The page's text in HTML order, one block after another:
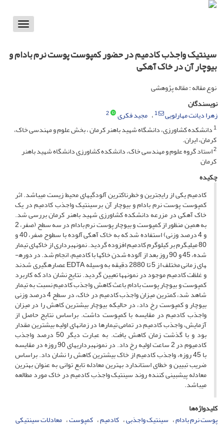
Toggle
سینتیک واجذب کادمیم در حضور کمپوست پوست نرم بادام و
بیوچار آن در خاک آهکی
نوع مقاله : مقاله پژوهشی
نویسندگان
زهرا دیانت مهارلویی
1 مجید فکری
2
1دانشکده کشاورزی، دانشگاه شهید باهنر کرمان ، بخش علوم و مهندسی خاک،
کرمان، ایران.
2استاد گروه علوم و مهندسی خاک، دانشکده کشاورزی دانشگاه شهید باهنر
کرمان
چکیده
کادمیم یکی از رایج­ترین و خطرناک­ترین آلودگی­های محیط زیست می­باشد. اثر
کمپوست پوست نرم بادام و بیوچار آن برسینتیک واجذب کادمیم در یک
خاک آهکی در مزرعه دانشکده کشاورزی شهید باهنر کرمان بررسی شد.
به همین منظور از کمپوست و بیوچار پوست نرم بادام در سه سطح (صفر، 2
و 4 درصد وزنی) استفاده شد که به خاک آهکی آلوده با سطوح صفر، 40 و
80 میلی­گرم بر کیلوگرم کادمیم افزوده گردید. نمونه­برداری از خاک­های تیمار
شده، 45 و 90 روز بعد از آلوده شدن خاک­ها با کادمیم، انجام شد. در دوره­
های زمانی مختلف از 5 تا 2880 دقیقه به وسیله EDTA عصاره­گیری شدند
و غلظت کادمیم موجود در نمونه­ها تعیین گردید. نتایج نشان داد که کاربرد
کمپوست و بیوچار پوست بادام باعث کاهش واجذب کادمیم نسبت به تیمار
شاهد شد، کمترین میزان واجذب کادمیم در خاک، در سطح 4 درصد وزنی
بیوچار و کمپوست رخ داد، در حالیکه بیوچار بیشترین کاهش را در میزان
واجذب کادمیم در مقایسه با کمپوست داشت. براساس نتایج حاصل از
آزمایش، واجذب کادمیم در تمامی تیمارها در زمان­های اولیه بیشترین مقدار
بود و با گذشت زمان کاهش یافت. به عبارت دیگر 50 درصد واجذب
کادمیوم در 2 ساعت اولیه رخ داد. در نمونه­برداری­های 90 روزه در مقایسه
با 45 روزه، واجذب کادمیم از خاک بیشترین کاهش را نشان داد. براساس
ضریب تبیین و خطای استاندارد بهترین معادله تابع توانی به عنوان بهترین
معادله پیش­بینی کننده روند سینتیک واجذب کادمیم در خاک مورد مطالعه
می­باشد.
کلیدواژه‌ها
پوست نرم بادام سینتیک واجذبی کادمیم کمپوست معادلات سینتیکی